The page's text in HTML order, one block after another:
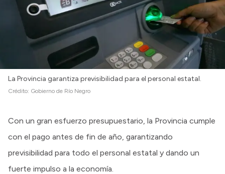
La Provincia garantiza previsibilidad para el personal estatal.
Crédito: Gobierno de Río Negro
Con un gran esfuerzo presupuestario, la Provincia cumple
con el pago antes de fin de año, garantizando
previsibilidad para todo el personal estatal y dando un
fuerte impulso a la economía.